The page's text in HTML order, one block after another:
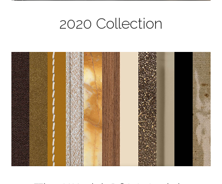
2020 Collection